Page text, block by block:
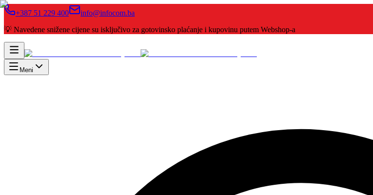
+387 51 229 400
info@infocom.ba
💡 Navedene snižene cijene su isključivo za gotovinsko plaćanje i kupovinu putem Webshop-a
Meni